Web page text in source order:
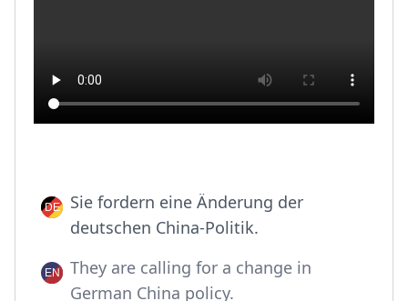
Sie fordern eine Änderung der
deutschen China-Politik.
They are calling for a change in
German China policy.